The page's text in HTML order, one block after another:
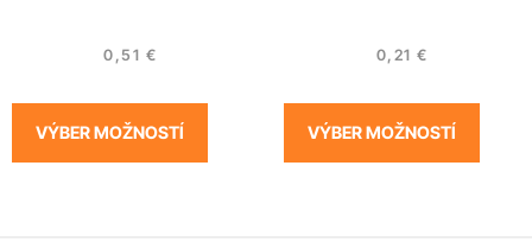
0,51 €
VÝBER MOŽNOSTÍ
0,21 €
VÝBER MOŽNOSTÍ